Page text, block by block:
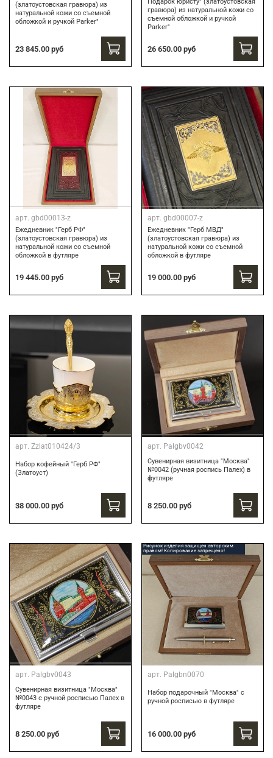
(златоустовская гравюра) из
натуральной кожи со съемной
обложкой и ручкой Parker"
23 845.00 руб
Подарок юристу" (златоустовская
гравюра) из натуральной кожи со
съемной обложкой и ручкой
Parker"
26 650.00 руб
арт. gbd00013-z
Ежедневник "Герб РФ"
(златоустовская гравюра) из
натуральной кожи со съемной
обложкой в футляре
19 445.00 руб
арт. gbd00007-z
Ежедневник "Герб МВД"
(златоустовская гравюра) из
натуральной кожи со съемной
обложкой в футляре
19 000.00 руб
арт. Zzlat010424/3
Набор кофейный "Герб РФ"
(Златоуст)
38 000.00 руб
арт. Palgbv0042
Сувенирная визитница "Москва"
№0042 (ручная роспись Палех) в
футляре
8 250.00 руб
арт. Palgbv0043
Сувенирная визитница "Москва"
№0043 с ручной росписью Палех в
футляре
8 250.00 руб
Рисунок изделия защищен авторским
правом! Копирование запрещено!
арт. Palgbn0070
Набор подарочный "Москва" с
ручной росписью в футляре
16 000.00 руб